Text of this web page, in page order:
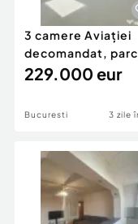
3 camere Aviației
decomandat,
et. 2, an 2016, 96 m
229.000 eur
Bucuresti 3 zile